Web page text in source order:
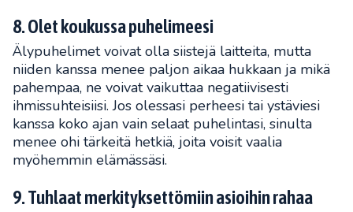
8. Olet koukussa puhelimeesi
Älypuhelimet voivat olla siistejä laitteita, mutta
niiden kanssa menee paljon aikaa hukkaan ja mikä
pahempaa, ne voivat vaikuttaa negatiivisesti
ihmissuhteisiisi. Jos olessasi perheesi tai ystäviesi
kanssa koko ajan vain selaat puhelintasi, sinulta
menee ohi tärkeitä hetkiä, joita voisit vaalia
myöhemmin elämässäsi.
9. Tuhlaat merkityksettömiin asioihin rahaa